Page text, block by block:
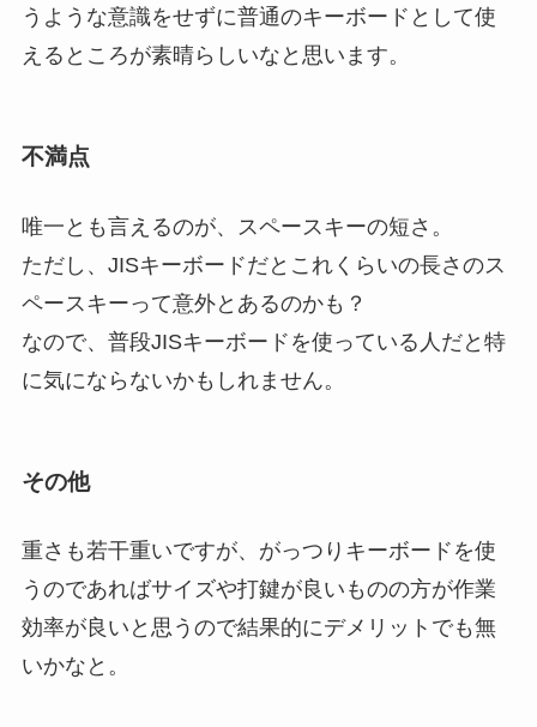
うような意識をせずに普通のキーボードとして使
えるところが素晴らしいなと思います。
不満点
唯一とも言えるのが、スペースキーの短さ。
ただし、JISキーボードだとこれくらいの長さのス
ペースキーって意外とあるのかも？
なので、普段JISキーボードを使っている人だと特
に気にならないかもしれません。
その他
重さも若干重いですが、がっつりキーボードを使
うのであればサイズや打鍵が良いものの方が作業
効率が良いと思うので結果的にデメリットでも無
いかなと。